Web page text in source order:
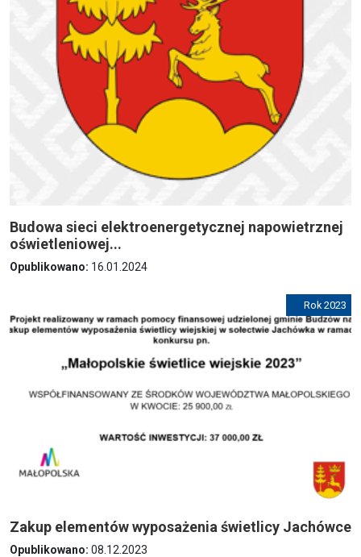
Budowa sieci elektroenergetycznej napowietrznej
oświetleniowej...
Opublikowano: 16.01.2024
Rok 2023
Zakup elementów wyposażenia świetlicy Jachówce
Opublikowano: 08.12.2023